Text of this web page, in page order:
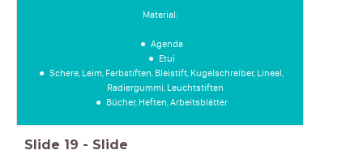
Material:
Agenda
Etui
Schere, Leim, Farbstiften, Bleistift, Kugelschreiber, Lineal,
Radiergummi, Leuchtstiften
Bücher, Heften, Arbeitsblätter
Slide 19 - Slide